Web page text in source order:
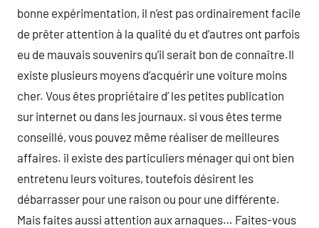
bonne expérimentation, il n’est pas ordinairement facile
de prêter attention à la qualité du et d’autres ont parfois
eu de mauvais souvenirs qu’il serait bon de connaître.Il
existe plusieurs moyens d’acquérir une voiture moins
cher. Vous êtes propriétaire d’ les petites publication
sur internet ou dans les journaux. si vous êtes terme
conseillé, vous pouvez même réaliser de meilleures
affaires. il existe des particuliers ménager qui ont bien
entretenu leurs voitures, toutefois désirent les
débarrasser pour une raison ou pour une différente.
Mais faites aussi attention aux arnaques… Faites-vous